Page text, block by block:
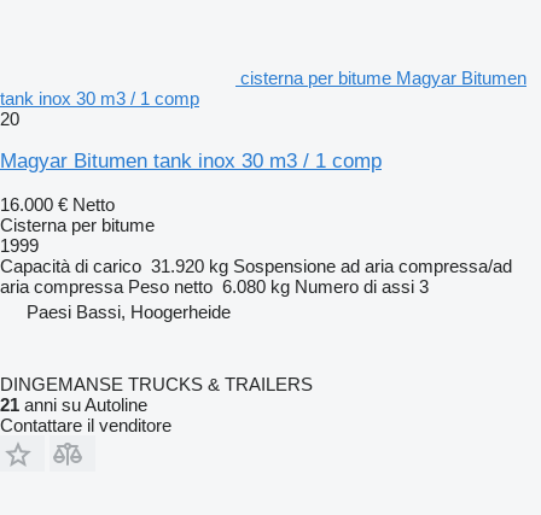
cisterna per bitume Magyar Bitumen
tank inox 30 m3 / 1 comp
20
Magyar Bitumen tank inox 30 m3 / 1 comp
16.000 € Netto
Cisterna per bitume
1999
Capacità di carico 31.920 kg Sospensione ad aria compressa/ad
aria compressa Peso netto 6.080 kg Numero di assi 3
Paesi Bassi, Hoogerheide
DINGEMANSE TRUCKS & TRAILERS
21 anni su Autoline
Contattare il venditore